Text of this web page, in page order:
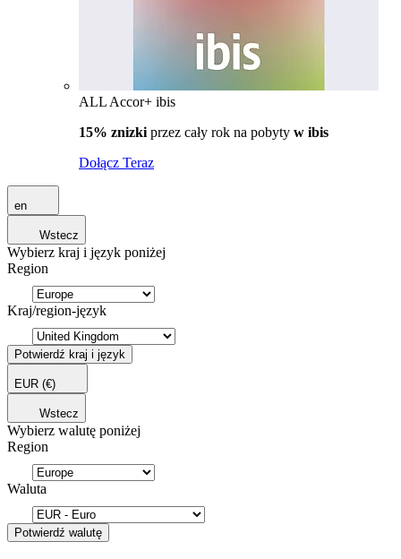
ALL Accor+ ibis
15% znizki przez cały rok na pobyty w ibis
Dołącz Teraz
en
Wstecz
Wybierz kraj i język poniżej
Region
Kraj/region-język
Potwierdź kraj i język
EUR (€)
Wstecz
Wybierz walutę poniżej
Region
Waluta
Potwierdź walutę